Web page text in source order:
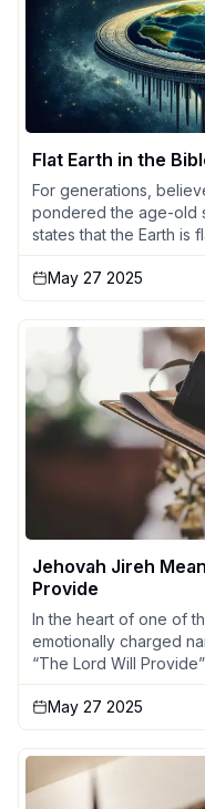
Flat Earth in the
For generations,
pondered the age-old
states that the Earth is
May 27 2025
Jehovah Jireh
Provide
In the heart of one of
emotionally charged
“The Lord Will
May 27 2025